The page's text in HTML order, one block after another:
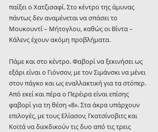
παίξει ο Χατζισαφί. Στο κέντρο της άμυνας
πάντως δεν αναμένεται να σπάσει το
Μουκουντί – Μήτογλου, καθώς οι Βίντα –
Κάλενς έχουν ακόμη προβλήματα.
Πάμε και στο κέντρο. Φαβορί να ξεκινήσει ως
εξάρι είναι ο Γιόνσον, με τον Σιμάνσκι να μένει
στον πάγκο και ως εναλλακτική για τα στόπερ.
Από εκεί και πέρα ο Περέιρα είναι επίσης
φαβορί για τη θέση «8». Στα άκρα υπάρχουν
επιλογές, με τους Ελίασον, Γκατσίνοβιτς και
Κοϊτά να διεκδικούν τις δυο από τις τρεις